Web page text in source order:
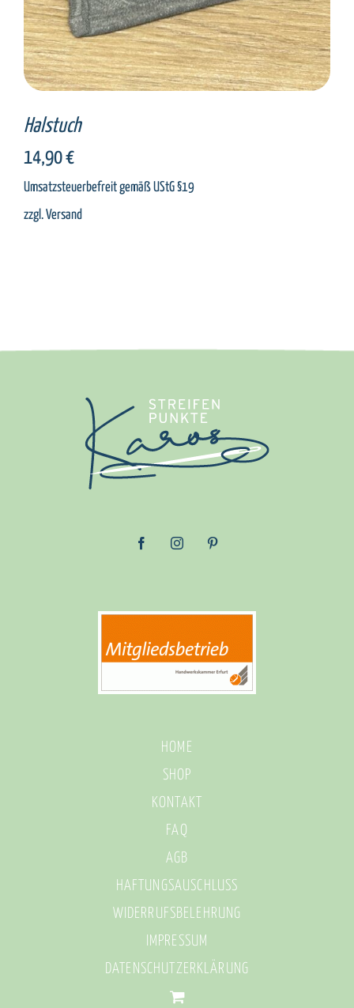
Halstuch
14,90€
Umsatzsteuerbefreit gemäß UStG §19
zzgl.Versand
HOME
SHOP
KONTAKT
FAQ
AGB
HAFTUNGSAUSCHLUSS
WIDERRUFSBELEHRUNG
IMPRESSUM
DATENSCHUTZERKLÄRUNG